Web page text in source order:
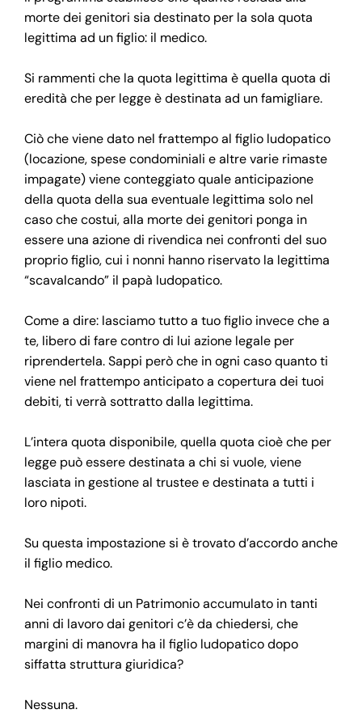
morte dei genitori sia destinato per la sola quota
legittima ad un figlio: il medico.
Si rammenti che la quota legittima è quella quota di
eredità che per legge è destinata ad un famigliare.
Ciò che viene dato nel frattempo al figlio ludopatico
(locazione, spese condominiali e altre varie rimaste
impagate) viene conteggiato quale anticipazione
della quota della sua eventuale legittima solo nel
caso che costui, alla morte dei genitori ponga in
essere una azione di rivendica nei confronti del suo
proprio figlio, cui i nonni hanno riservato la legittima
“scavalcando” il papà ludopatico.
Come a dire: lasciamo tutto a tuo figlio invece che a
te, libero di fare contro di lui azione legale per
riprendertela. Sappi però che in ogni caso quanto ti
viene nel frattempo anticipato a copertura dei tuoi
debiti, ti verrà sottratto dalla legittima.
L’intera quota disponibile, quella quota cioè che per
legge può essere destinata a chi si vuole, viene
lasciata in gestione al trustee e destinata a tutti i
loro nipoti.
Su questa impostazione si è trovato d’accordo anche
il figlio medico.
Nei confronti di un Patrimonio accumulato in tanti
anni di lavoro dai genitori c’è da chiedersi, che
margini di manovra ha il figlio ludopatico dopo
siffatta struttura giuridica?
Nessuna.